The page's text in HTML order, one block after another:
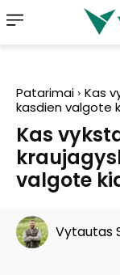
Patarimai
Kas
kasdien valgote
Kas
valgote
Vytautas